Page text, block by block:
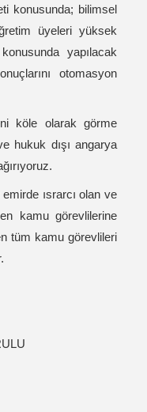
konusunda; bilimsel
üyeleri yüksek
yapılacak
otomasyon
köle olarak görme
hukuk dışı angarya
ısrarcı olan ve
kamu görevlilerine
tüm kamu görevlileri